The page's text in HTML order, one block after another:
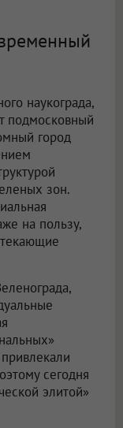
наукограда,
подмосковный
город
зон.
на пользу,
сегодня
элитой»